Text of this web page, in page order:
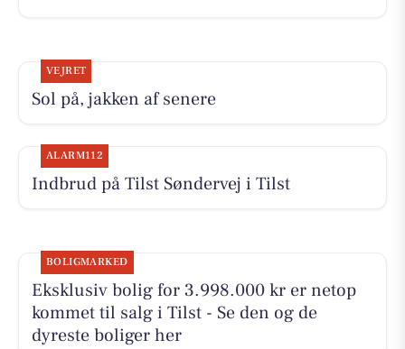
VEJRET
Sol på, jakken af senere
ALARM112
Indbrud på Tilst Søndervej i Tilst
BOLIGMARKED
Eksklusiv bolig for 3.998.000 kr er netop
kommet til salg i Tilst - Se den og de
dyreste boliger her